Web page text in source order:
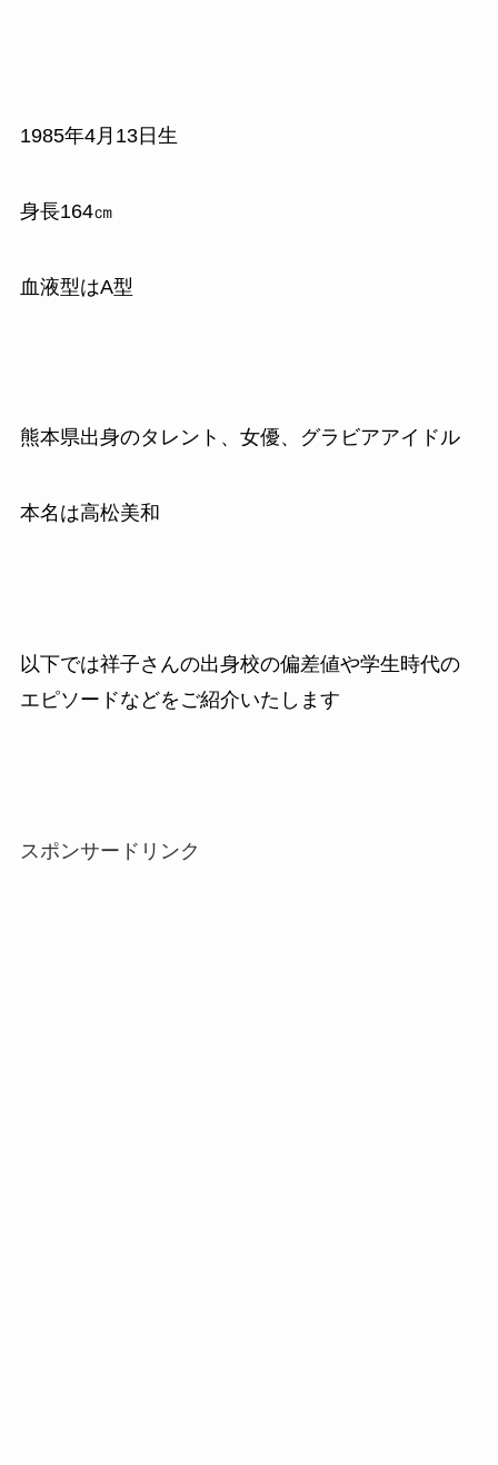
1985年4月 13日生
身長164㎝
血液型はA型
熊本県出身のタレント、女優、グラビアアイドル
本名は高松美和
以下では祥子さんの出身校の偏差値や学生時代の
エピソードなどをご紹介いたします
スポンサードリンク